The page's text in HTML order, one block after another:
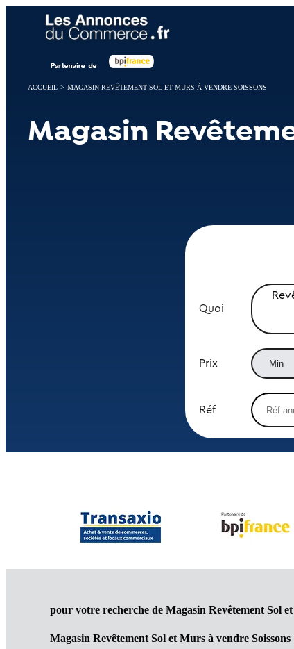
ACCUEIL > MAGASIN REVÊTEMENT SOL ET MURS À VENDRE SOISSONS
Magasin
Quoi
Prix
Réf
pour votre recherche de Magasin Revêtement Sol
Magasin Revêtement Sol et Murs à vendre Soissons
Panneau de gestion des cookies